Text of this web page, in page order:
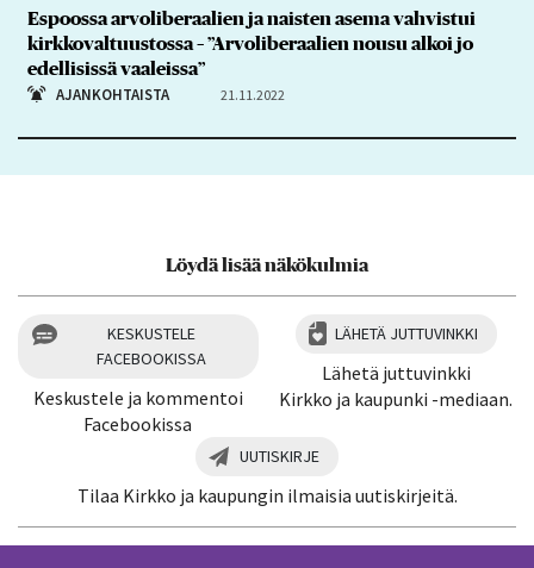
Espoossa arvoliberaalien ja naisten asema vahvistui
kirkkovaltuustossa – ”Arvoliberaalien nousu alkoi jo
edellisissä vaaleissa”
AJANKOHTAISTA 21.11.2022
Löydä lisää näkökulmia
KESKUSTELE
FACEBOOKISSA
Keskustele ja kommentoi
Facebookissa
LÄHETÄ JUTTUVINKKI
Lähetä juttuvinkki
Kirkko ja kaupunki -mediaan.
UUTISKIRJE
Tilaa Kirkko ja kaupungin ilmaisia uutiskirjeitä.